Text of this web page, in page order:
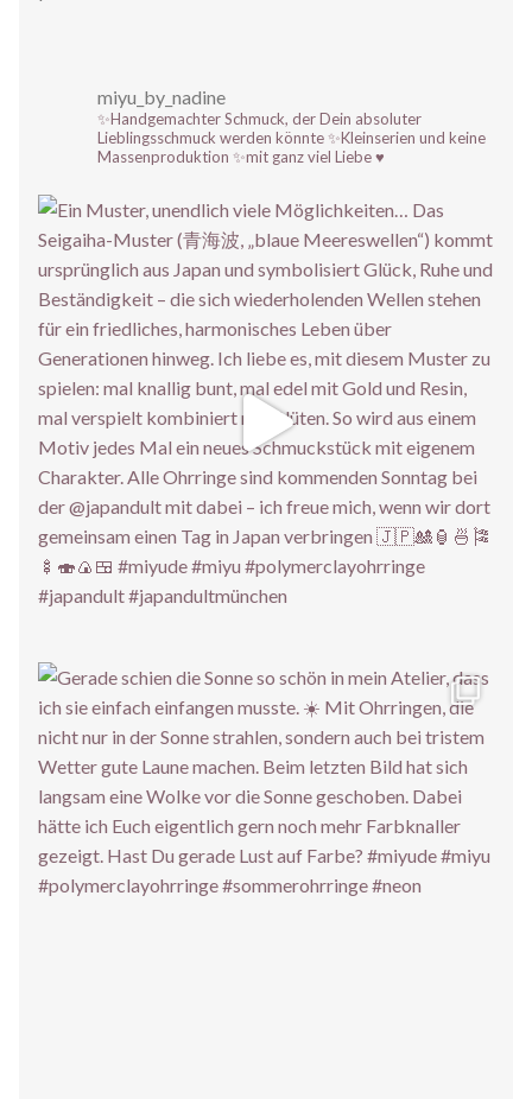
miyu_by_nadine
✨Handgemachter Schmuck, der Dein absoluter
Lieblingsschmuck werden könnte✨Kleinserien und keine
Massenproduktion ✨mit ganz viel Liebe ♥️